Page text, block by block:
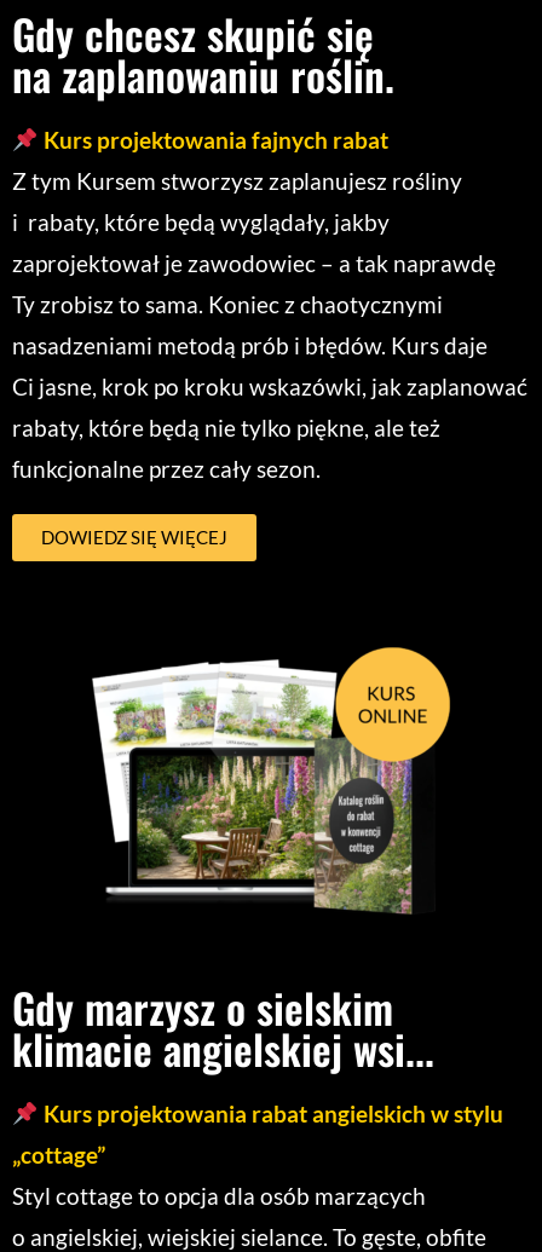
Gdy chcesz skupić się
na zaplanowaniu roślin.
Kurs projektowania fajnych rabat
Z tym Kursem stworzysz zaplanujesz rośliny
i rabaty, które będą wyglądały, jakby
zaprojektował je zawodowiec – a tak naprawdę
Ty zrobisz to sama. Koniec z chaotycznymi
nasadzeniami metodą prób i błędów. Kurs daje
Ci jasne, krok po kroku wskazówki, jak zaplanować
rabaty, które będą nie tylko piękne, ale też
funkcjonalne przez cały sezon.
DOWIEDZ SIĘ WIĘCEJ
Gdy marzysz o sielskim
klimacie angielskiej wsi...
Kurs projektowania rabat angielskich w stylu
„cottage”
Styl cottage to opcja dla osób marzących
o angielskiej, wiejskiej sielance. To gęste, obfite